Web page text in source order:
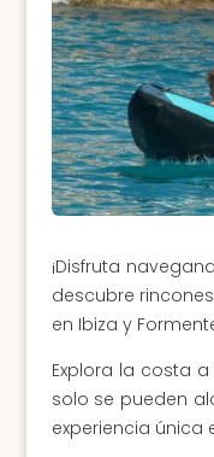
¡Disfruta
descubre
en Ibiza y
Explora la costa
solo se pueden
experiencia única